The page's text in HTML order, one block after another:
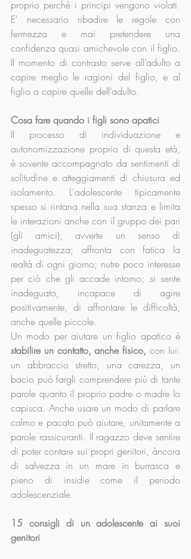
proprio perchè i principi vengono violati.
E' necessario ribadire le regole con
fermezza e mai pretendere una
confidenza quasi amichevole con il figlio.
Il momento di contrasto serve all’adulto a
capire meglio le ragioni del figlio, e al
figlio a capire quelle dell’adulto.
Cosa fare quando i figli sono apatici
Il processo di individuazione e
autonomizzazione proprio di questa età,
è sovente accompagnato da sentimenti di
solitudine e atteggiamenti di chiusura ed
isolamento. L'adolescente tipicamente
spesso si rintana nella sua stanza e limita
le interazioni anche con il gruppo dei pari
(gli amici); avverte un senso di
inadeguatezza; affronta con fatica la
realtà di ogni giorno; nutre poco interesse
per ciò che gli accade intorno; si sente
inadeguato, incapace di agire
positivamente, di affrontare le difficoltà,
anche quelle piccole.
stabilire un contatto, anche fisico, con lui:
un abbraccio stretto, una carezza, un
bacio può fargli comprendere più di tante
parole quanto il proprio padre o madre lo
capisca. Anche usare un modo di parlare
calmo e pacato può aiutare, unitamente a
parole rassicuranti. Il ragazzo deve sentire
di poter contare sui propri genitori, àncora
di salvezza in un mare in burrasca e
pieno di insidie come il periodo
adolescenziale.
15 consigli di un adolescente ai suoi
genitori